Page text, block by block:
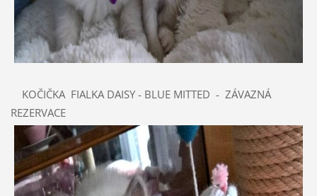
KOČIČKA FIALKA DAISY - BLUE MITTED - ZÁVAZNÁ
REZERVACE